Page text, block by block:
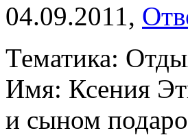
04.09.2011,
Тематика:
Имя: Ксения
и сыном